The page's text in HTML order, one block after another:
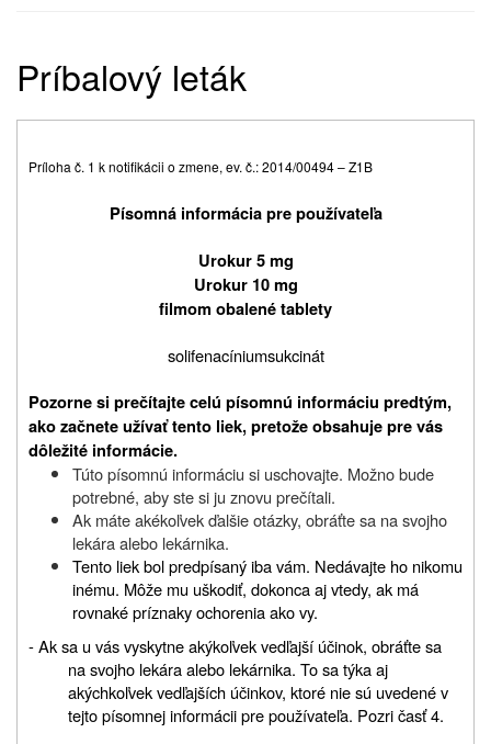
Príbalový leták
Príloha č. 1 k notifikácii o zmene, ev. č.: 2014/00494 – Z1B
Písomná informácia pre používateľa
Urokur 5 mg
Urokur 10 mg
filmom obalené tablety
solifenacíniumsukcinát
Pozorne si prečítajte celú písomnú informáciu predtým,
ako začnete užívať tento liek, pretože obsahuje pre vás
dôležité informácie.
Túto písomnú informáciu si uschovajte. Možno bude
potrebné, aby ste si ju znovu prečítali.
Ak máte akékoľvek ďalšie otázky, obráťte sa na svojho
lekára alebo lekárnika.
Tento liek bol predpísaný iba vám. Nedávajte ho nikomu
inému. Môže mu uškodiť, dokonca aj vtedy, ak má
rovnaké príznaky ochorenia ako vy.
- Ak sa u vás vyskytne akýkoľvek vedľajší účinok, obráťte sa
na svojho lekára alebo lekárnika. To sa týka aj
akýchkoľvek vedľajších účinkov, ktoré nie sú uvedené v
tejto písomnej informácii pre používateľa. Pozri časť 4.